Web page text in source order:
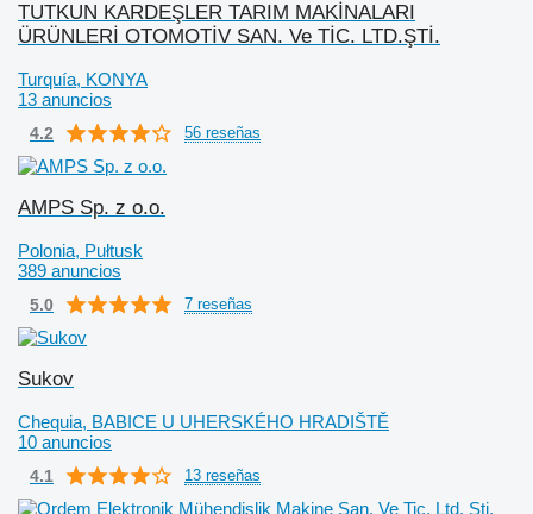
TUTKUN KARDEŞLER TARIM MAKİNALARI
ÜRÜNLERİ OTOMOTİV SAN. Ve TİC. LTD.ŞTİ.
Turquía, KONYA
13 anuncios
4.2 56 reseñas
AMPS Sp. z o.o.
Polonia, Pułtusk
389 anuncios
5.0 7 reseñas
Sukov
Chequia, BABICE U UHERSKÉHO HRADIŠTĚ
10 anuncios
4.1 13 reseñas